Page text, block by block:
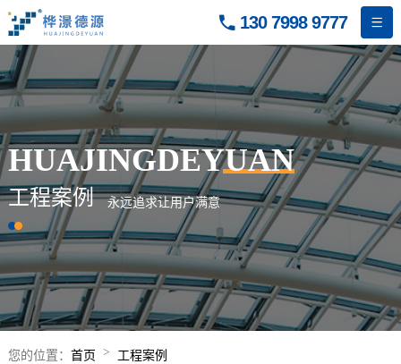
 130 7998 9777 
HUAJINGDEYUAN
工程案例 永远追求让用户满意
您的位置： 首页 工程案例